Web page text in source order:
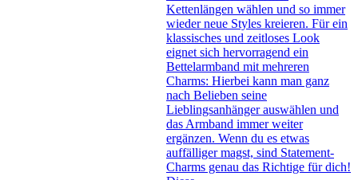
Kettenlängen wählen und so immer
wieder neue Styles kreieren. Für ein
klassisches und zeitloses Look
eignet sich hervorragend ein
Bettelarmband mit mehreren
Charms: Hierbei kann man ganz
nach Belieben seine
Lieblingsanhänger auswählen und
das Armband immer weiter
ergänzen. Wenn du es etwas
auffälliger magst, sind Statement-
Charms genau das Richtige für dich!